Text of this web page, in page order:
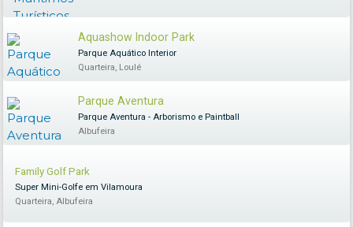
Aquashow Indoor Park
Parque Aquático Interior
Quarteira, Loulé
Parque Aventura
Parque Aventura - Arborismo e Paintball
Albufeira
Family Golf Park
Super Mini-Golfe em Vilamoura
Quarteira, Albufeira